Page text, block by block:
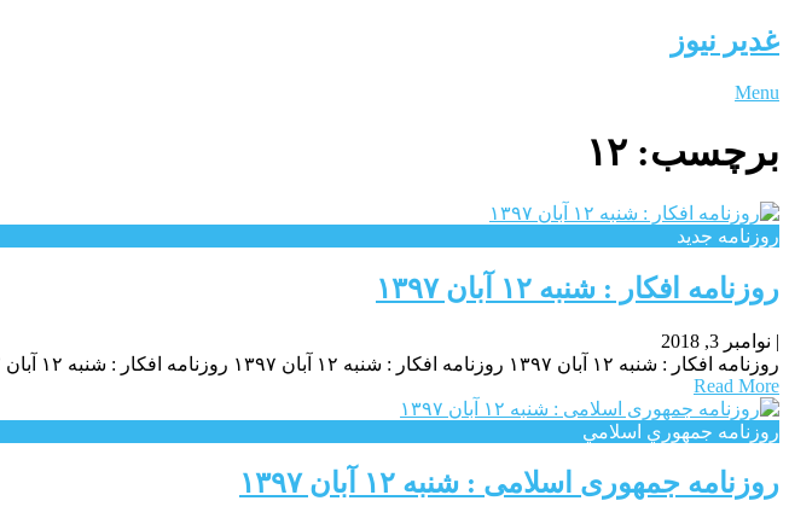
غدیر نیوز
Menu
برچسب: ۱۲
روزنامه جدید
روزنامه افکار : شنبه ۱۲ آبان ۱۳۹۷
| نوامبر 3, 2018
روزنامه افکار : شنبه ۱۲ آبان ۱۳۹۷ روزنامه افکار : شنبه ۱۲ آبان ۱۳۹۷ روزنامه افکار : شنبه ۱۲ آبان ۱۳۹۷
Read More
روزنامه جمهوري اسلامي
روزنامه جمهوری اسلامی : شنبه ۱۲ آبان ۱۳۹۷